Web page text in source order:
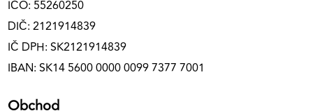
IČO: 55260250
DIČ: 2121914839
IČ DPH: SK2121914839
IBAN: SK14 5600 0000 0099 7377 7001
Obchod